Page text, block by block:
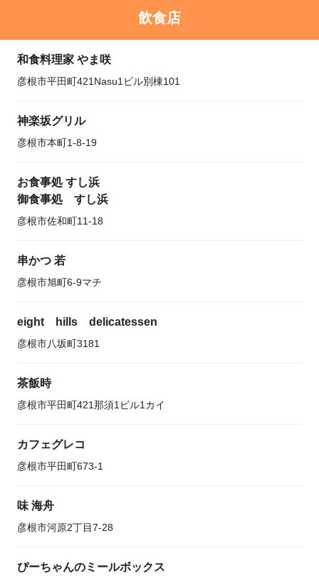
飲食店
和食料理家 やま咲
彦根市平田町421Nasu1ビル別棟101
神楽坂グリル
彦根市本町1-8-19
お食事処 すし浜
御食事処 すし浜
彦根市佐和町11-18
串かつ 若
彦根市旭町6-9マチ
eight hills delicatessen
彦根市八坂町3181
茶飯時
彦根市平田町421那須1ビル1カイ
カフェグレコ
彦根市平田町673-1
味 海舟
彦根市河原2丁目7-28
ぴーちゃんのミールボックス